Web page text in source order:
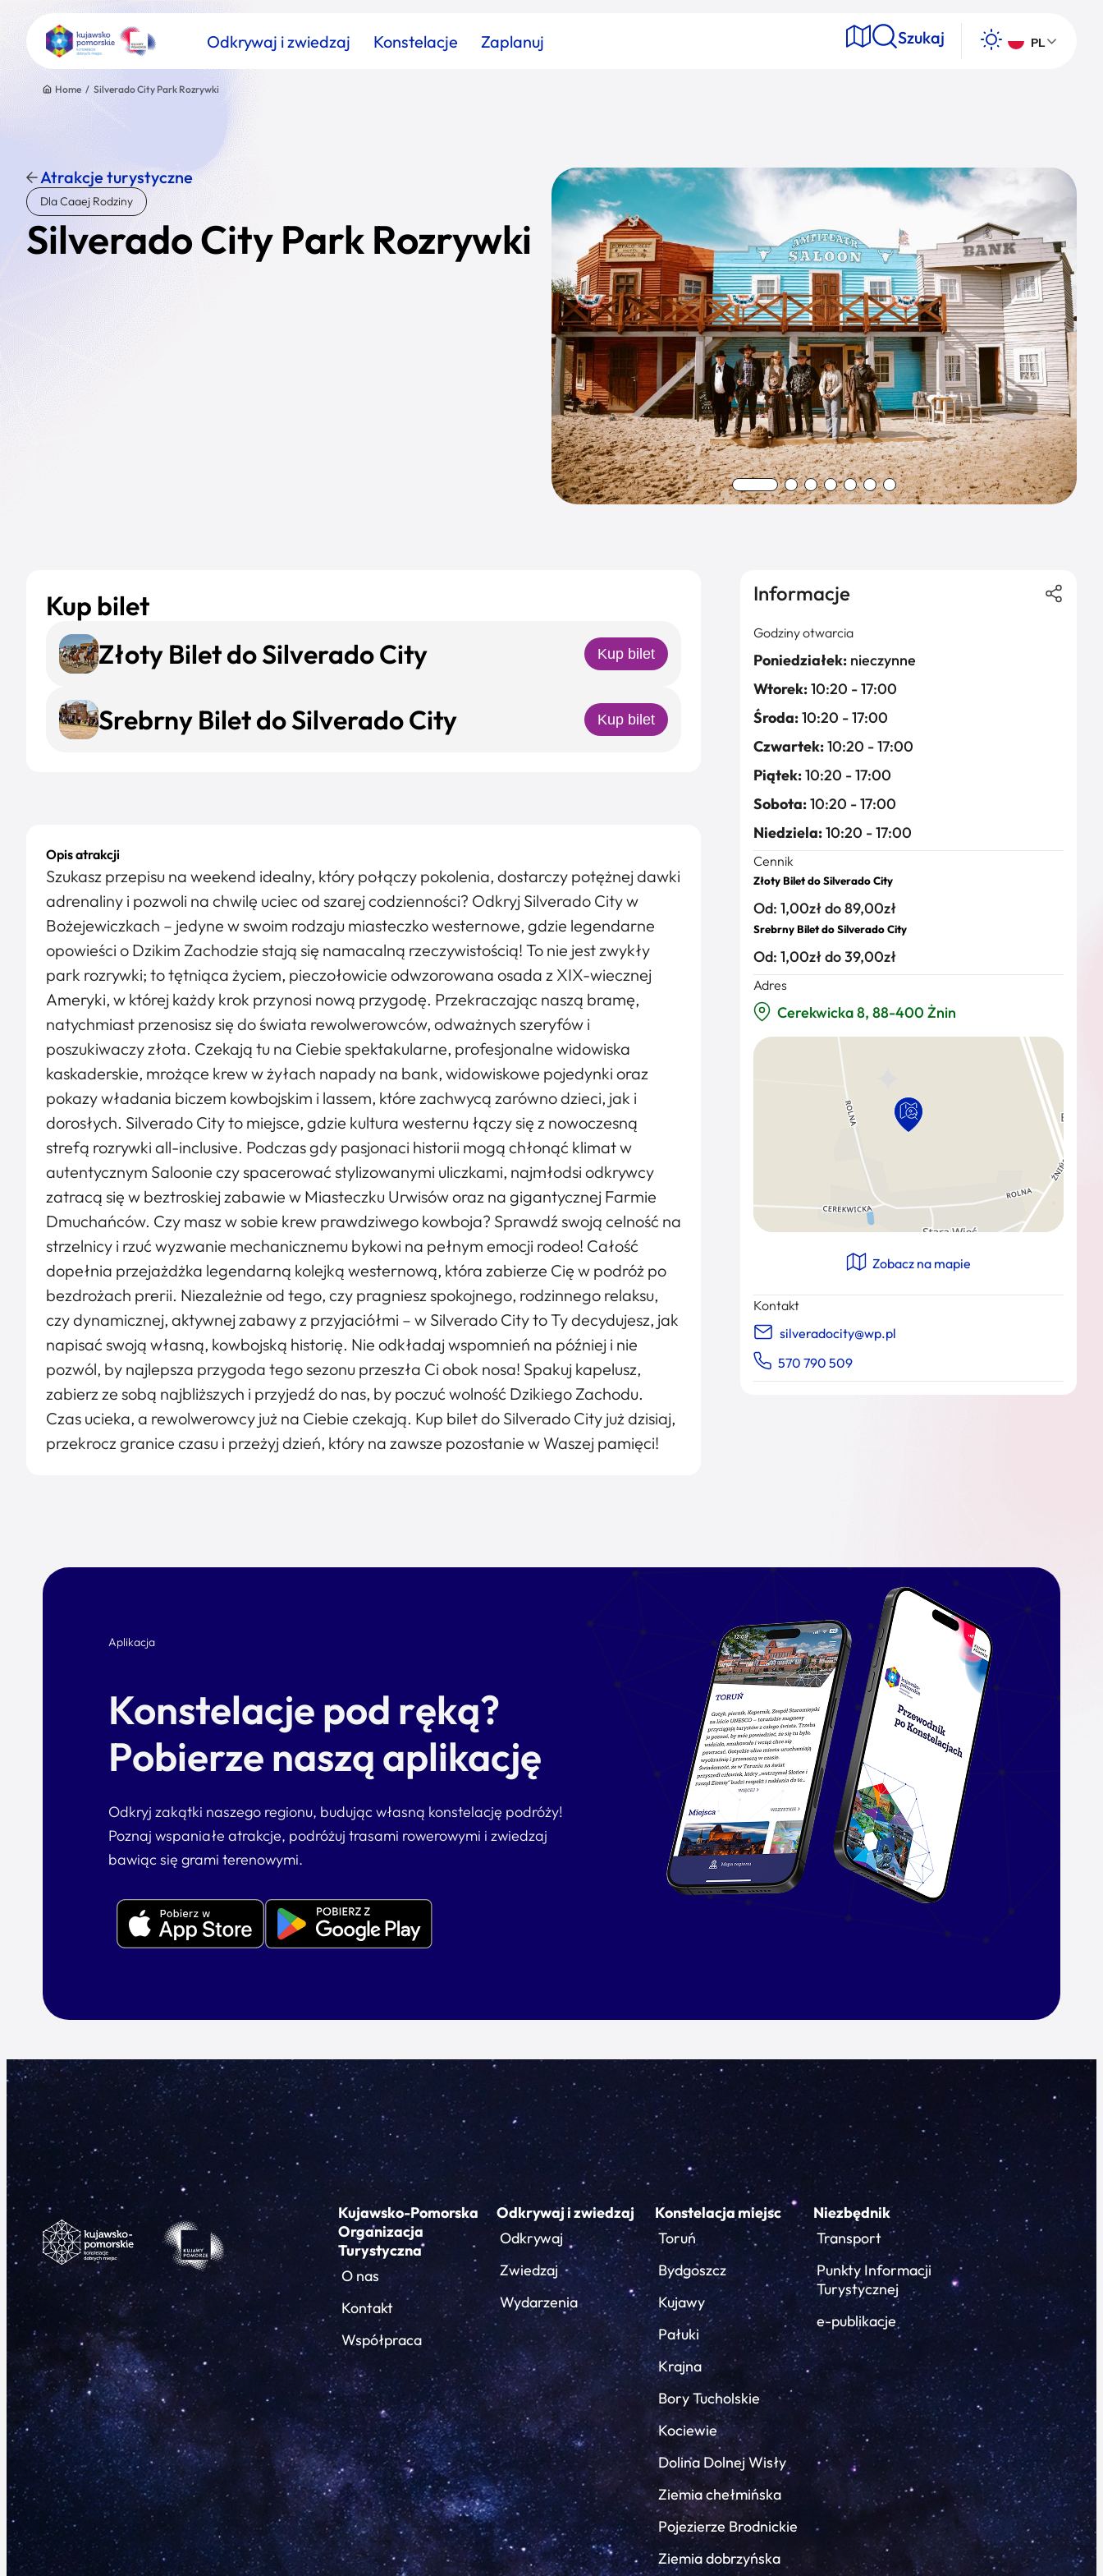
Odkrywaj i zwiedzaj Konstelacje Zaplanuj Szukaj PL
Znajdź atrakcję
Nazwa atrakcji Kategoria Wyszukaj
Home / Silverado City Park Rozrywki
Atrakcje turystyczne
Dla Caaej Rodziny
Silverado City Park Rozrywki
Kup bilet
Złoty Bilet do Silverado City
Kup bilet
Srebrny Bilet do Silverado City Kup bilet
Opis atrakcji
Szukasz przepisu na weekend idealny, który połączy pokolenia, dostarczy potężnej dawki
adrenaliny i pozwoli na chwilę uciec od szarej codzienności? Odkryj Silverado City w
Bożejewiczkach – jedyne w swoim rodzaju miasteczko westernowe, gdzie legendarne
opowieści o Dzikim Zachodzie stają się namacalną rzeczywistością! To nie jest zwykły
park rozrywki; to tętniąca życiem, pieczołowicie odwzorowana osada z XIX-wiecznej
Ameryki, w której każdy krok przynosi nową przygodę. Przekraczając naszą bramę,
natychmiast przenosisz się do świata rewolwerowców, odważnych szeryfów i
poszukiwaczy złota. Czekają tu na Ciebie spektakularne, profesjonalne widowiska
kaskaderskie, mrożące krew w żyłach napady na bank, widowiskowe pojedynki oraz
pokazy władania biczem kowbojskim i lassem, które zachwycą zarówno dzieci, jak i
dorosłych. Silverado City to miejsce, gdzie kultura westernu łączy się z nowoczesną
strefą rozrywki all-inclusive. Podczas gdy pasjonaci historii mogą chłonąć klimat w
autentycznym Saloonie czy spacerować stylizowanymi uliczkami, najmłodsi odkrywcy
zatracą się w beztroskiej zabawie w Miasteczku Urwisów oraz na gigantycznej Farmie
Dmuchańców. Czy masz w sobie krew prawdziwego kowboja? Sprawdź swoją celność na
strzelnicy i rzuć wyzwanie mechanicznemu bykowi na pełnym emocji rodeo! Całość
dopełnia przejażdżka legendarną kolejką westernową, która zabierze Cię w podróż po
bezdrożach prerii. Niezależnie od tego, czy pragniesz spokojnego, rodzinnego relaksu,
czy dynamicznej, aktywnej zabawy z przyjaciółmi – w Silverado City to Ty decydujesz, jak
napisać swoją własną, kowbojską historię. Nie odkładaj wspomnień na później i nie
pozwól, by najlepsza przygoda tego sezonu przeszła Ci obok nosa! Spakuj kapelusz,
zabierz ze sobą najbliższych i przyjedź do nas, by poczuć wolność Dzikiego Zachodu.
Czas ucieka, a rewolwerowcy już na Ciebie czekają. Kup bilet do Silverado City już dzisiaj,
przekrocz granice czasu i przeżyj dzień, który na zawsze pozostanie w Waszej pamięci!
Informacje
Godziny otwarcia
Poniedziałek: nieczynne
Wtorek:10:20 - 17:00
Środa:10:20 - 17:00
Czwartek:10:20 - 17:00
Piątek:10:20 - 17:00
Sobota:10:20 - 17:00
Niedziela:10:20 - 17:00
Cennik
Złoty Bilet do Silverado City
Od: 1,00zł do 89,00zł
Srebrny Bilet do Silverado City
Od: 1,00zł do 39,00zł
Adres
Cerekwicka 8, 88-400 Żnin
Zobacz na mapie
Kontakt
silveradocity@wp.pl
570 790 509
Aplikacja
Konstelacje pod ręką?
Pobierze naszą aplikację
Odkryj zakątki naszego regionu, budując własną konstelację podróży!
Poznaj wspaniałe atrakcje, podróżuj trasami rowerowymi i zwiedzaj
bawiąc się grami terenowymi.
Kujawsko-Pomorska
Organizacja
Turystyczna
O nas
Kontakt
Współpraca
Odkrywaj i zwiedzaj
Odkrywaj
Zwiedzaj
Wydarzenia
Konstelacja miejsc
Toruń
Bydgoszcz
Kujawy
Pałuki
Krajna
Bory Tucholskie
Kociewie
Dolina Dolnej Wisły
Ziemia chełmińska
Pojezierze Brodnickie
Ziemia dobrzyńska
Niezbędnik
Transport
Punkty Informacji
Turystycznej
e-publikacje